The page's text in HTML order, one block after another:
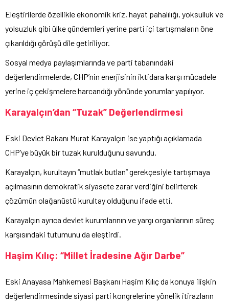
Eleştirilerde özellikle ekonomik kriz, hayat pahalılığı, yoksulluk ve
yolsuzluk gibi ülke gündemleri yerine parti içi tartışmaların öne
çıkarıldığı görüşü dile getiriliyor.
Sosyal medya paylaşımlarında ve parti tabanındaki
değerlendirmelerde, CHP’nin enerjisinin iktidara karşı mücadele
yerine iç çekişmelere harcandığı yönünde yorumlar yapılıyor.
Karayalçın’dan “Tuzak” Değerlendirmesi
Eski Devlet Bakanı Murat Karayalçın ise yaptığı açıklamada
CHP’ye büyük bir tuzak kurulduğunu savundu.
Karayalçın, kurultayın “mutlak butlan” gerekçesiyle tartışmaya
açılmasının demokratik siyasete zarar verdiğini belirterek
çözümün olağanüstü kurultay olduğunu ifade etti.
Karayalçın ayrıca devlet kurumlarının ve yargı organlarının süreç
karşısındaki tutumunu da eleştirdi.
Haşim Kılıç: “Millet İradesine Ağır Darbe”
Eski Anayasa Mahkemesi Başkanı Haşim Kılıç da konuya ilişkin
değerlendirmesinde siyasi parti kongrelerine yönelik itirazların